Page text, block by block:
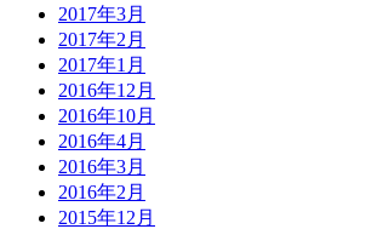
2017年3月
2017年2月
2017年1月
2016年12月
2016年10月
2016年4月
2016年3月
2016年2月
2015年12月